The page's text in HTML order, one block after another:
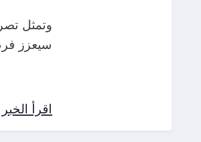
وتمثل
سيعزز
اقرأ